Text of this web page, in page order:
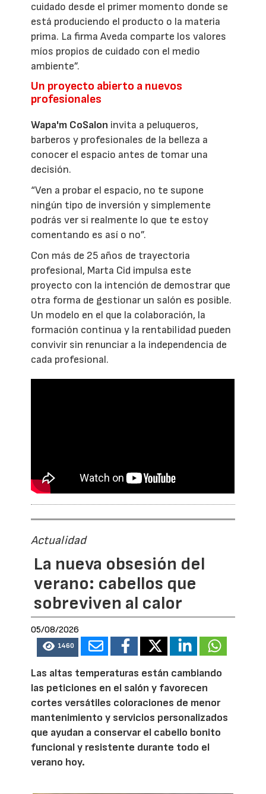
cuidado desde el primer momento donde se
está produciendo el producto o la materia
prima. La firma Aveda comparte los valores
míos propios de cuidado con el medio
ambiente”.
Un proyecto abierto a nuevos
profesionales
Wapa'm CoSalon invita a peluqueros,
barberos y profesionales de la belleza a
conocer el espacio antes de tomar una
decisión.
“Ven a probar el espacio, no te supone
ningún tipo de inversión y simplemente
podrás ver si realmente lo que te estoy
comentando es así o no”.
Con más de 25 años de trayectoria
profesional, Marta Cid impulsa este
proyecto con la intención de demostrar que
otra forma de gestionar un salón es posible.
Un modelo en el que la colaboración, la
formación continua y la rentabilidad pueden
convivir sin renunciar a la independencia de
cada profesional.
Actualidad
La nueva obsesión del
verano: cabellos que
sobreviven al calor
05/08/2026
1460
Las altas temperaturas están cambiando
las peticiones en el salón y favorecen
cortes versátiles coloraciones de menor
mantenimiento y servicios personalizados
que ayudan a conservar el cabello bonito
funcional y resistente durante todo el
verano hoy.